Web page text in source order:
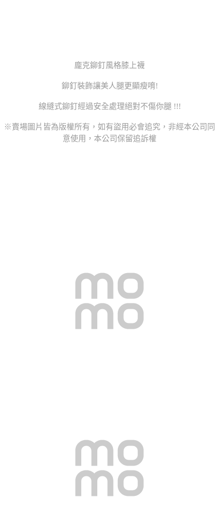
龐克鉚釘風格膝上襪
鉚釘裝飾讓美人腿更顯瘦唷!
線縫式鉚釘經過安全處理絕對不傷你腿 !!!
※賣場圖片皆為版權所有，如有盜用必會追究，非經本公司同
意使用，本公司保留追訴權